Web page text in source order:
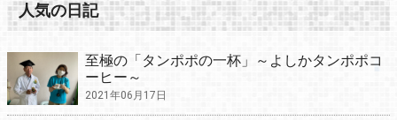
人気の日記
至極の「タンポポの一杯」～よしかタンポポコ
ーヒー～
2021年06月17日